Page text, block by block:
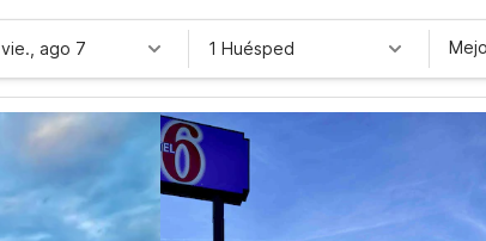
vie., ago 7 1 Huésped